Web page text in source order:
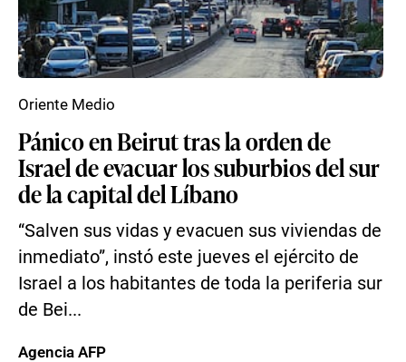
Pánico en Beirut tras la orden de
Israel de evacuar los suburbios del sur
de la capital del Líbano
“Salven sus vidas y evacuen sus viviendas de
inmediato”, instó este jueves el ejército de
Israel a los habitantes de toda la periferia sur
de Bei...
Oriente Medio
Agencia AFP